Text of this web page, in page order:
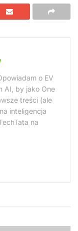
o EV
AI, by jako One
treści (ale
inteligencja
na